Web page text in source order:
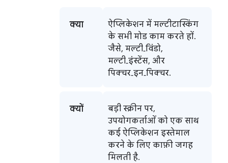
क्या
ऐप्लिकेशन में मल्टीटास्किंग
के सभी मोड काम करते हों.
जैसे, मल्टी‑विंडो,
मल्टी‑इंस्टेंस, और
पिक्चर‑इन‑पिक्चर.
क्यों
बड़ी स्क्रीन पर,
उपयोगकर्ताओं को एक साथ
कई ऐप्लिकेशन इस्तेमाल
करने के लिए काफ़ी जगह
मिलती है.